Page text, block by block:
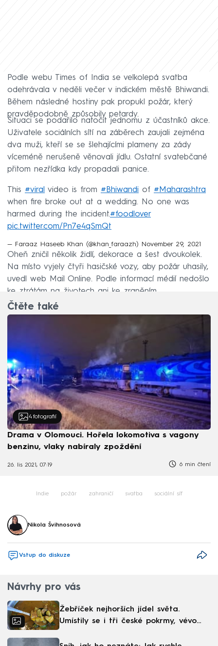
Podle webu Times of India se velkolepá svatba
odehrávala v neděli večer v indickém městě Bhiwandi.
Během následné hostiny pak propukl požár, který
pravděpodobně způsobily petardy.
Situaci se podařilo natočit jednomu z účastníků akce.
Uživatele sociálních sítí na záběrech zaujali zejména
dva muži, kteří se se šlehajícími plameny za zády
víceméně nerušeně věnovali jídlu. Ostatní svatebčané
přitom nezřídka kdy propadali panice.
This #viral video is from #Bhiwandi of #Maharashtra
when fire broke out at a wedding. No one was
harmed during the incident.#foodlover
pic.twitter.com/Pn7e4qSmQt
— Faraaz Haseeb Khan (@khan_faraazh) November 29, 2021
Oheň zničil několik židlí, dekorace a šest dvoukolek.
Na místo vyjely čtyři hasičské vozy, aby požár uhasily,
uvedl web Mail Online. Podle informací médií nedošlo
ke ztrátám na životech ani ke zraněním.
Čtěte také
4 fotografií
Drama v Olomouci. Hořela lokomotiva s vagony
benzinu, vlaky nabíraly zpoždění
26. lis 2021, 07:19 6 min čtení
Indie požár zahraničí svatba sociální síť
Nikola Švihnosová
Vstup do diskuze
Návrhy pro vás
Žebříček nejhorších jídel světa.
Umístily se i tři české pokrmy, vévodí